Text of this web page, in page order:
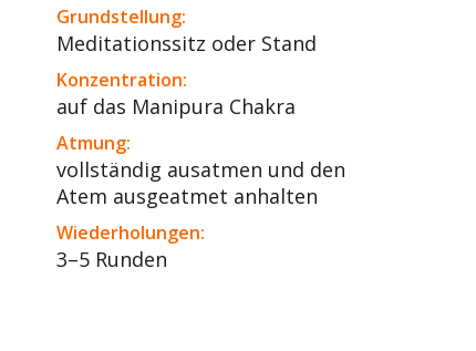
Grundstellung:
Meditationssitz oder Stand
Konzentration:
auf das Manipura Chakra
Atmung:
vollständig ausatmen und den
Atem ausgeatmet anhalten
Wiederholungen:
3–5 Runden